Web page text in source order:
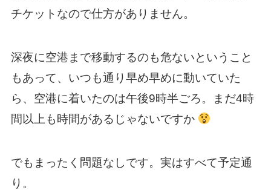
チケットなので仕方がありません。
深夜に空港まで移動するのも危ないということ
もあって、いつも通り早め早めに動いていた
ら、空港に着いたのは午後9時半ごろ。まだ4時
間以上も時間があるじゃないですか
でもまったく問題なしです。実はすべて予定通
り。